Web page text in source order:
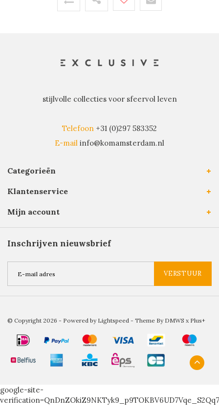
stijlvolle collecties voor sfeervol leven
Telefoon +31 (0)297 583352
E-mail info@komamsterdam.nl
Categorieën
Klantenservice
Mijn account
Inschrijven nieuwsbrief
VERSTUUR
© Copyright 2026 - Powered by Lightspeed - Theme By DMWS x Plus+
google-site-